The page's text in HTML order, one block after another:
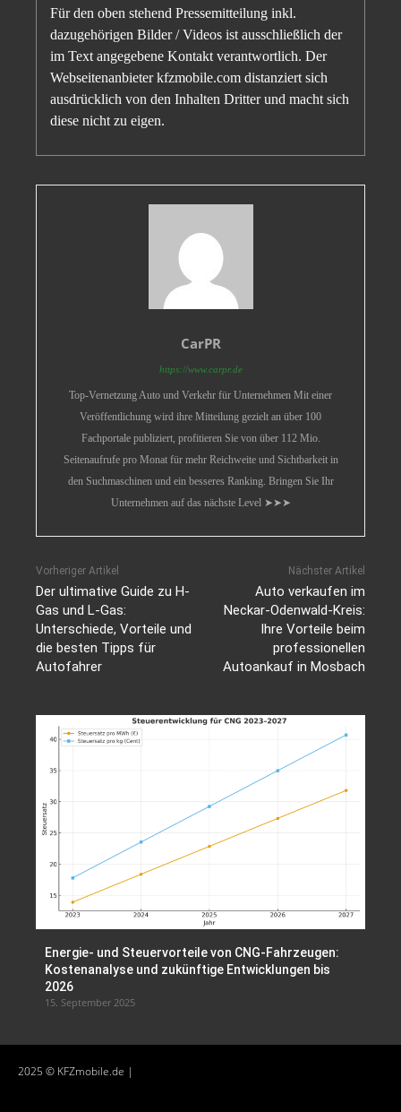
Für den oben stehend Pressemitteilung inkl.
dazugehörigen Bilder / Videos ist ausschließlich der
im Text angegebene Kontakt verantwortlich. Der
Webseitenanbieter kfzmobile.com distanziert sich
ausdrücklich von den Inhalten Dritter und macht sich
diese nicht zu eigen.
CarPR
https://www.carpr.de
Top-Vernetzung Auto und Verkehr für Unternehmen Mit einer
Veröffentlichung wird ihre Mitteilung gezielt an über 100
Fachportale publiziert, profitieren Sie von über 112 Mio.
Seitenaufrufe pro Monat für mehr Reichweite und Sichtbarkeit in
den Suchmaschinen und ein besseres Ranking. Bringen Sie Ihr
Unternehmen auf das nächste Level ➤➤➤
Vorheriger Artikel
Der ultimative Guide zu H-
Gas und L-Gas:
Unterschiede, Vorteile und
die besten Tipps für
Autofahrer
Nächster Artikel
Auto verkaufen im
Neckar-Odenwald-Kreis:
Ihre Vorteile beim
professionellen
Autoankauf in Mosbach
Energie- und Steuervorteile von CNG-Fahrzeugen:
Kostenanalyse und zukünftige Entwicklungen bis
2026
15. September 2025
2025 © KFZmobile.de |